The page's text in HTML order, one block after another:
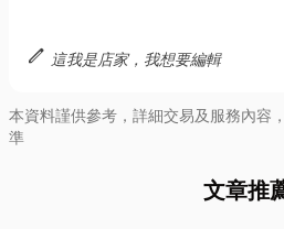
edit 這我是店家，我想要編輯
本資料謹供參考，詳細交易及服務內容
準
文章推